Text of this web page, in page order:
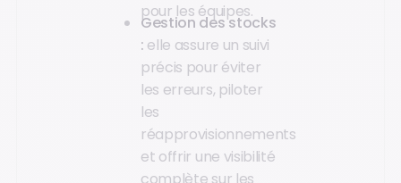
pour les équipes.
Gestion des stocks
: elle assure un suivi
précis pour éviter
les erreurs, piloter
les
réapprovisionnements
et offrir une visibilité
complète sur les